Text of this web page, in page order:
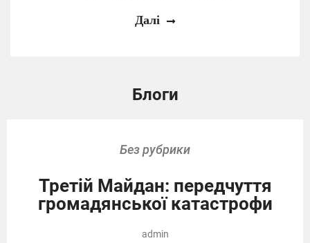
Далі
Блоги
Без рубрики
Третій Майдан: передчуття
громадянської катастрофи
admin